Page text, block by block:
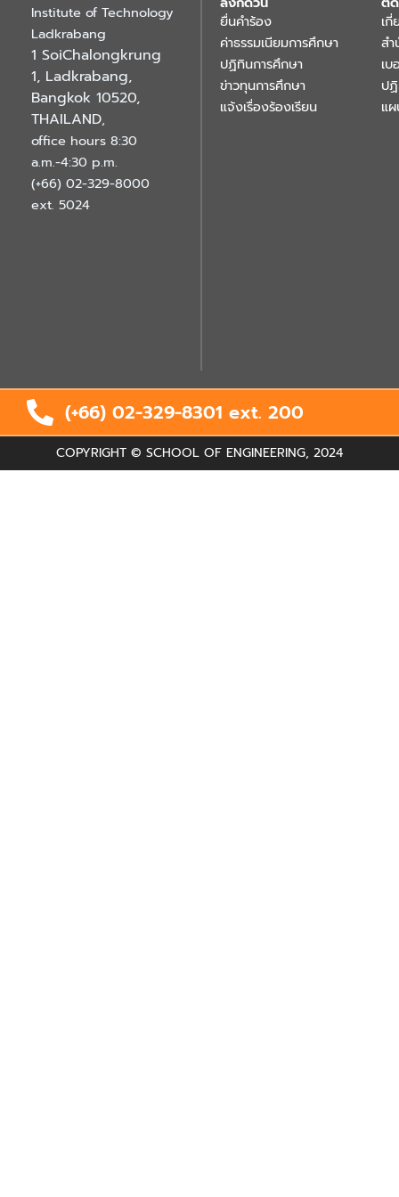
Institute of Technology
Ladkrabang
1 SoiChalongkrung
1, Ladkrabang,
Bangkok 10520,
THAILAND,
office hours 8:30
a.m.-4:30 p.m.
(+66) 02-329-8000
ext. 5024
ยื่นคำร้อง
ค่าธรรมเนียมการศึกษา
ปฏิทินการศึกษา
ข่าวทุนการศึกษา
แจ้งเรื่องร้องเรียน
เกี่
ส
เ
ป
แ
(+66) 02-329-8301 ext. 200
COPYRIGHT © SCHOOL OF ENGINEERING, 2024